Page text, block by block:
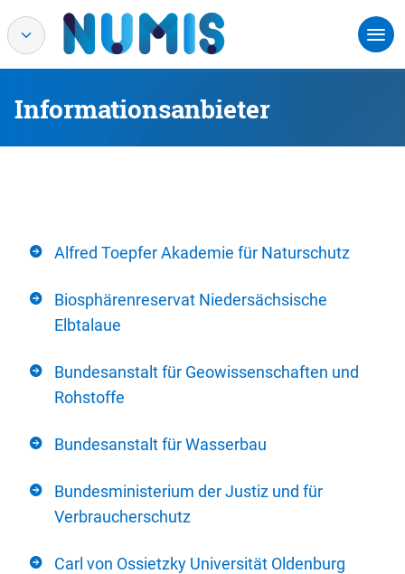
Informationsanbieter
Alfred Toepfer Akademie für Naturschutz
Biosphärenreservat Niedersächsische
Elbtalaue
Bundesanstalt für Geowissenschaften und
Rohstoffe
Bundesanstalt für Wasserbau
Bundesministerium der Justiz und für
Verbraucherschutz
Carl von Ossietzky Universität Oldenburg